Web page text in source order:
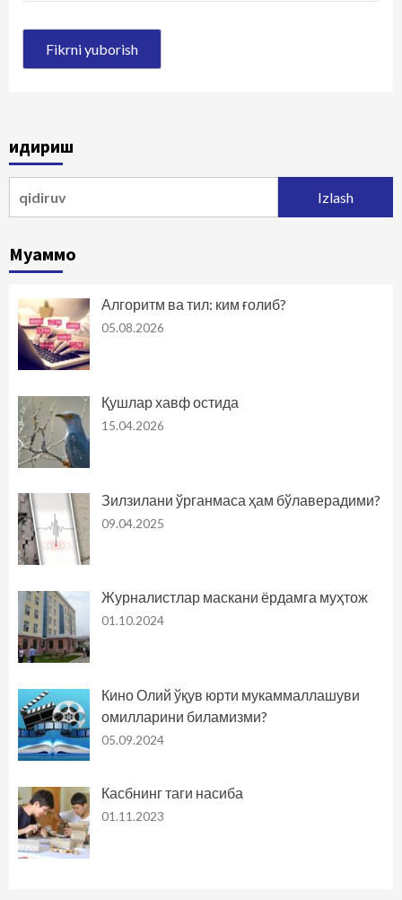
Қидириш
Муаммо
Алгоритм ва тил: ким ғолиб?
05.08.2026
Қушлар хавф остида
15.04.2026
Зилзилани ўрганмаса ҳам бўлаверадими?
09.04.2025
Журналистлар маскани ёрдамга муҳтож
01.10.2024
Кино Олий ўқув юрти мукаммаллашуви
омилларини биламизми?
05.09.2024
Касбнинг таги насиба
01.11.2023